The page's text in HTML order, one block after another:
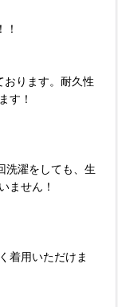
おります。耐久性
す！
洗濯をしても、生
ません！
着用いただけま